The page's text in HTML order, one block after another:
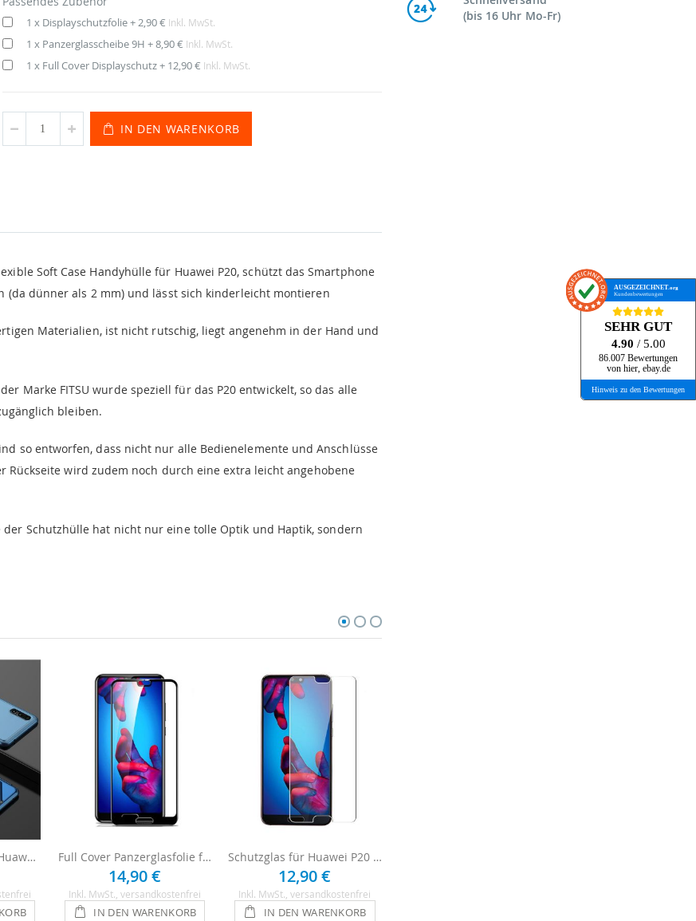
1 x Displayschutzfolie+2,90 € Inkl. MwSt.
1 x Panzerglasscheibe 9H+8,90 € Inkl. MwSt.
1 x Full Cover Displayschutz+ 12,90 € Inkl. MwSt.
IN DEN WARENKORB
Soft Case Handyhülle für Huawei P20, schützt das Smartphone
(da dünner als 2 mm) und lässt sich kinderleicht montieren
Materialien, ist nicht rutschig, liegt angenehm in der Hand und
Marke FITSU wurde speziell für das P20 entwickelt, so das alle
bleiben.
so entworfen, dass nicht nur alle Bedienelemente und Anschlüsse
Rückseite wird zudem noch durch eine extra leicht angehobene
der Schutzhülle hat nicht nur eine tolle Optik und Haptik, sondern
Clear View Hülle für Huawei P20 - Blau Full Cover Panzerglasfolie für Huawei P20 - Schwarz
14,90 €
Inkl. MwSt. , versandkostenfrei
IN DEN WARENKORB
Schutzglas für Huawei P20 aus Echtglas
12,90 €
Inkl. MwSt. , versandkostenfrei
IN DEN WARENKORB
(bis 16 Uhr Mo-Fr)
AUSGEZEICHNET.org
Kundenbewertungen
SEHR GUT
4.90 / 5.00
86.007 Bewertungen
von hier, ebay.de
Hinweis zu den Bewertungen